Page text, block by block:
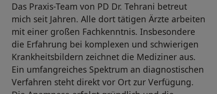
Das Praxis-Team von PD Dr. Tehrani betreut
mich seit Jahren. Alle dort tätigen Ärzte arbeiten
mit einer großen Fachkenntnis. Insbesondere
die Erfahrung bei komplexen und schwierigen
Krankheitsbildern zeichnet die Mediziner aus.
Ein umfangreiches Spektrum an diagnostischen
Verfahren steht direkt vor Ort zur Verfügung.